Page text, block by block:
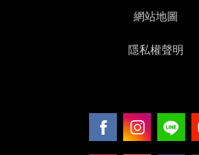
網站地圖
隱私權聲明